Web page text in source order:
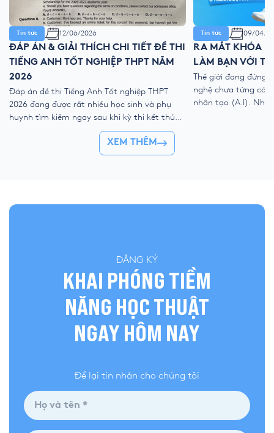
Tin tức 12/06/2026
ĐÁP ÁN & GIẢI THÍCH CHI TIẾT ĐỀ THI
TIẾNG ANH TỐT NGHIỆP THPT NĂM
2026
Đáp án đề thi Tiếng Anh Tốt nghiệp THPT
2026 đang được rất nhiều học sinh và phụ
huynh tìm kiếm ngay sau khi kỳ thi kết thúc.
Để giúp thí sinh nhanh chóng đối chiếu kết
quả và đánh giá bài làm của mình, YOLA cập
nhật đề thi chính thức, đáp án tham […]
Tin tức 09/04/
RA MẮT KHÓA
LÀM BẠN VỚI
Thế giới đang đứng
nghệ chưa từng có
nhân tạo (A.I).
XEM THÊM
ĐĂNG KÝ
KHAI PHÓNG TIỀM
NĂNG HỌC THUẬT
NGAY HÔM NAY
Để lại tin nhắn cho chúng tôi